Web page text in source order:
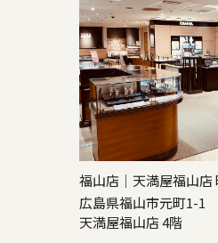
福山店｜天満屋福山店
広島県福山市元町1-1
天満屋福山店 4階